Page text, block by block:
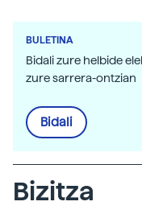
BULETINA
Bidali zure helbide
zure sarrera-ontzian
Bidali
Bizitza